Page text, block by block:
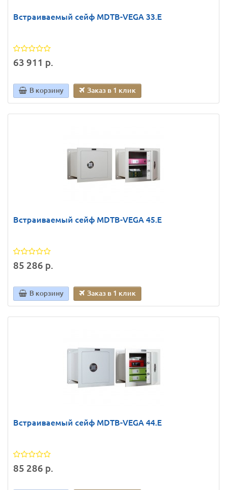
Встраиваемый сейф MDТВ-VEGA 33.E
63 911 р.
В корзину Заказ в 1 клик
Встраиваемый сейф MDТВ-VEGA 45.E
85 286 р.
В корзину Заказ в 1 клик
Встраиваемый сейф MDТВ-VEGA 44.E
85 286 р.